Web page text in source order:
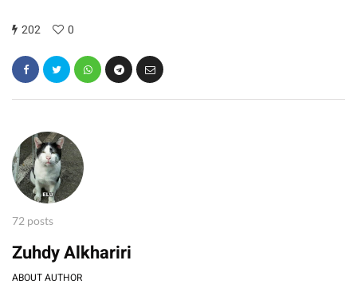
202 0
72 posts
Zuhdy Alkhariri
ABOUT AUTHOR